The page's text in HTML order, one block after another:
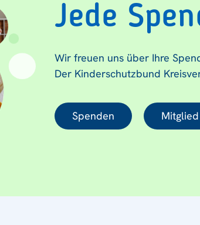
Jede
Wir freuen uns über Ihre
Der Kinderschutzbund
Spenden